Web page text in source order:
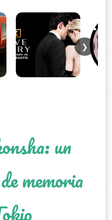
❯
un
memoria